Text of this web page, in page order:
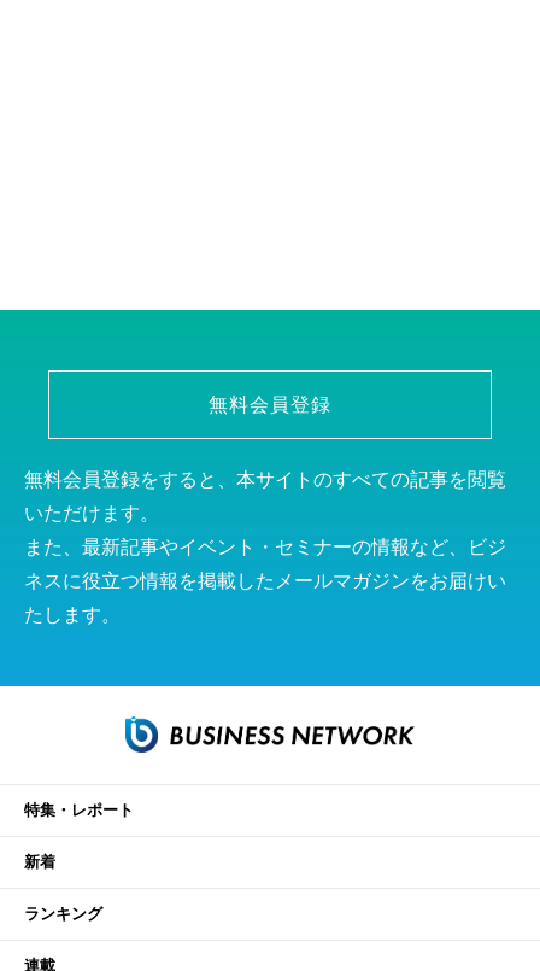
無料会員登録
無料会員登録をすると、本サイトのすべての記事を閲覧
いただけます。
また、最新記事やイベント・セミナーの情報など、ビジ
ネスに役立つ情報を掲載したメールマガジンをお届けい
たします。
特集・レポート
新着
ランキング
連載